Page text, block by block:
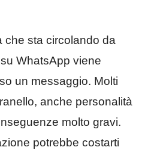
che sta circolando da
WhatsApp viene
un messaggio. Molti
anche personalità
molto gravi.
potrebbe costarti